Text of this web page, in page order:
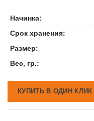
Начинка:
Срок хранения:
Размер:
Вес, гр.:
КУПИТЬ В ОДИН КЛИК